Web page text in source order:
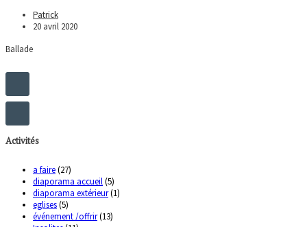
Patrick
20 avril 2020
Ballade
Activités
a faire(27)
diaporama accueil(5)
diaporama extérieur(1)
eglises(5)
événement /offrir(13)